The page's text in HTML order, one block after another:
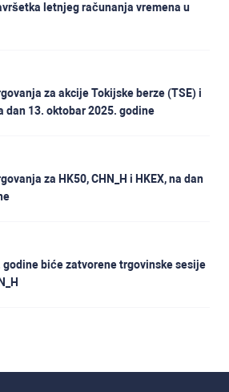
letnjeg računanja vremena u
za akcije Tokijske berze (TSE) i
dan 13. oktobar 2025. godine
za HK50, CHN_H i HKEX, na dan
godine biće zatvorene trgovinske sesije